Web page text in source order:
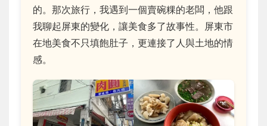
的。那次旅行，我遇到一個賣碗粿的老闆，他跟
我聊起屏東的變化，讓美食多了故事性。屏東市
在地美食不只填飽肚子，更連接了人與土地的情
感。